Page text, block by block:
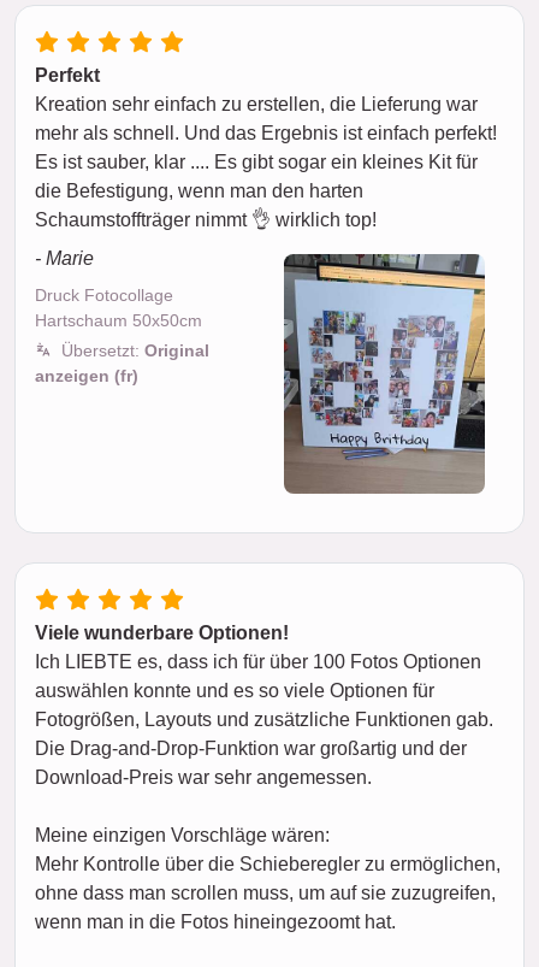
Perfekt
Kreation sehr einfach zu erstellen, die Lieferung war
mehr als schnell. Und das Ergebnis ist einfach perfekt!
Es ist sauber, klar .... Es gibt sogar ein kleines Kit für
die Befestigung, wenn man den harten
Schaumstoffträger nimmt 👌 wirklich top!
- Marie
Druck Fotocollage
Hartschaum 50x50cm
Übersetzt: Original
anzeigen (fr)
Viele wunderbare Optionen!
Ich LIEBTE es, dass ich für über 100 Fotos Optionen
auswählen konnte und es so viele Optionen für
Fotogrößen, Layouts und zusätzliche Funktionen gab.
Die Drag-and-Drop-Funktion war großartig und der
Download-Preis war sehr angemessen.
Meine einzigen Vorschläge wären:
Mehr Kontrolle über die Schieberegler zu ermöglichen,
ohne dass man scrollen muss, um auf sie zuzugreifen,
wenn man in die Fotos hineingezoomt hat.